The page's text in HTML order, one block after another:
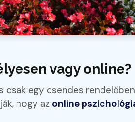
vagy online?
egy csendes
hogy az online